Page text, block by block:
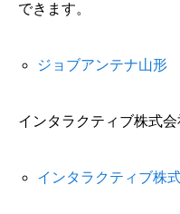
できます。
ジョブアンテナ山形
インタラクティブ株式
インタラクティブ株